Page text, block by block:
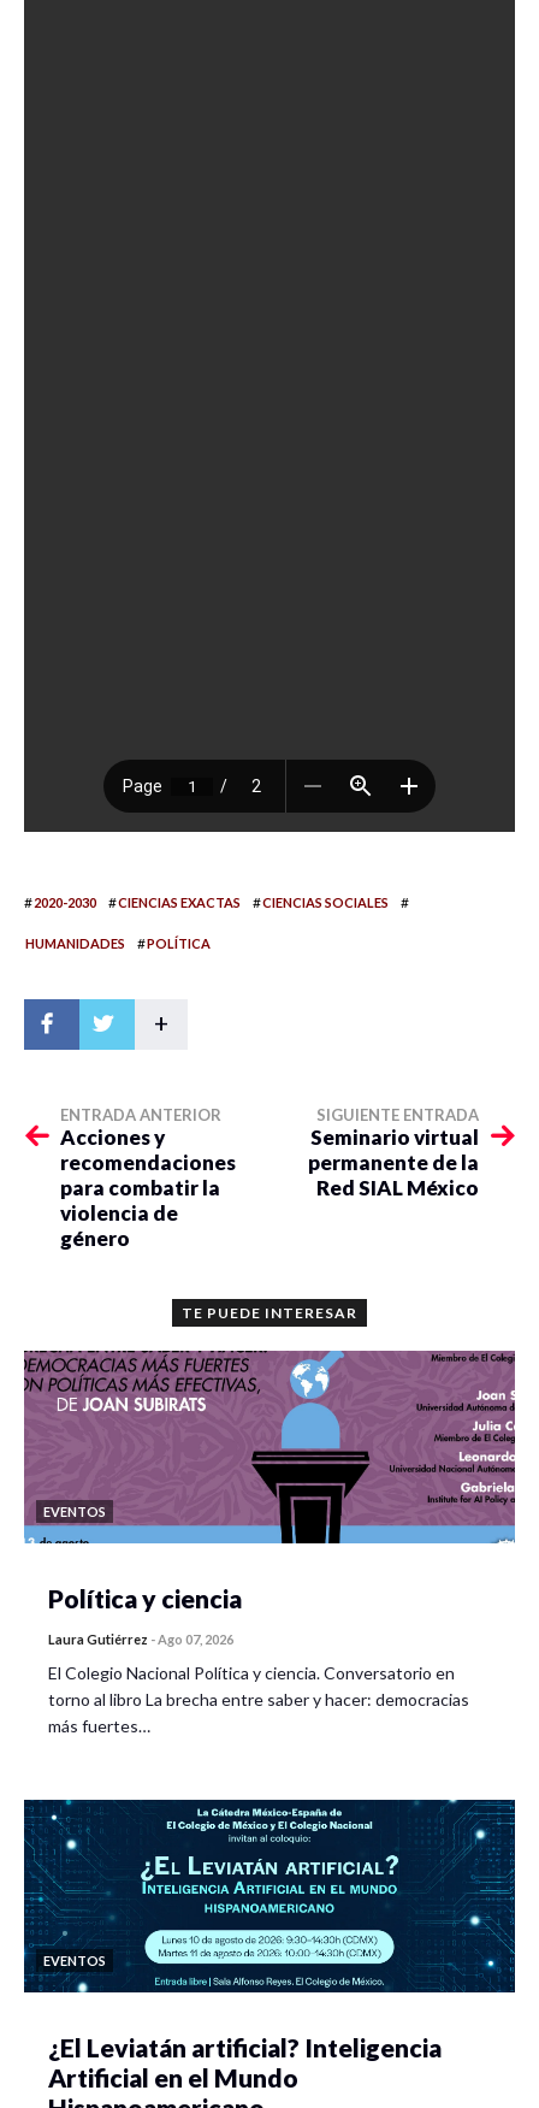
#2020-2030 #CIENCIAS EXACTAS #CIENCIAS SOCIALES #
HUMANIDADES #POLÍTICA
+
ENTRADA ANTERIOR
Acciones y
recomendaciones
para combatir la
violencia de
género
SIGUIENTE ENTRADA
Seminario virtual
permanente de la
Red SIAL México
TE PUEDE INTERESAR
EVENTOS
Política y ciencia
Laura Gutiérrez -Ago 07, 2026
El Colegio Nacional Política y ciencia. Conversatorio en
torno al libro La brecha entre saber y hacer: democracias
más fuertes…
EVENTOS
¿El Leviatán artificial? Inteligencia
Artificial en el Mundo